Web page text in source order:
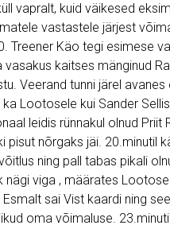
vapralt, kuid väikesed
vastastele järjest
Treener Käo tegi esimese
kaitses mänginud
Veerand tunni järel avanes
Lootosele kui Sander
leidis rünnakul olnud Priit
pisut nõrgaks jäi. 20.minutil
ning pall tabas pikali
nägi viga , määrates
sai Vist kaardi ning
oma võimaluse.